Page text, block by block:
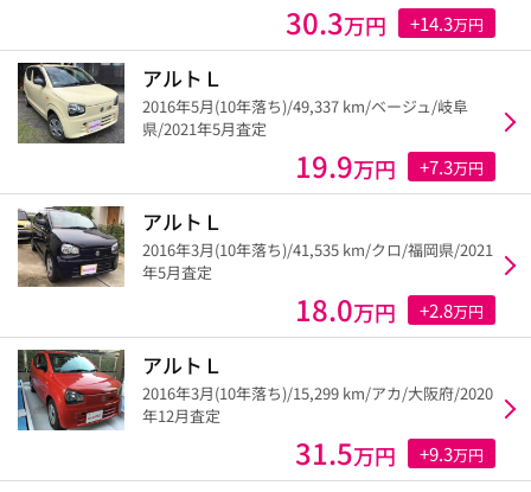
30.3万円 +14.3万円
アルトＬ
2016年5月(10年落ち)/49,337 km/ベージュ/岐阜
県/2021年5月査定
19.9万円 +7.3万円
アルトＬ
2016年3月(10年落ち)/41,535 km/クロ/福岡県/2021
年5月査定
18.0万円 +2.8万円
アルトＬ
2016年3月(10年落ち)/15,299 km/アカ/大阪府/2020
年12月査定
31.5万円 +9.3万円